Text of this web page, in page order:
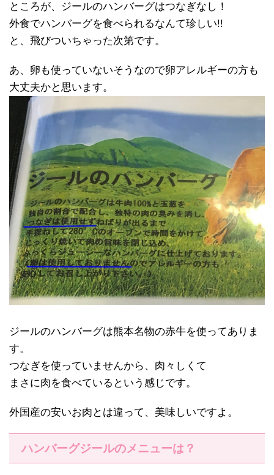
ところが、ジールのハンバーグはつなぎなし！
外食でハンバーグを食べられるなんて珍しい!!
と、飛びついちゃった次第です。
あ、卵も使っていないそうなので卵アレルギーの方も
大丈夫かと思います。
ジールのハンバーグは熊本名物の赤牛を使ってありま
す。
つなぎを使っていませんから、肉々しくて
まさに肉を食べているという感じです。
外国産の安いお肉とは違って、美味しいですよ。
ハンバーグジールのメニューは？